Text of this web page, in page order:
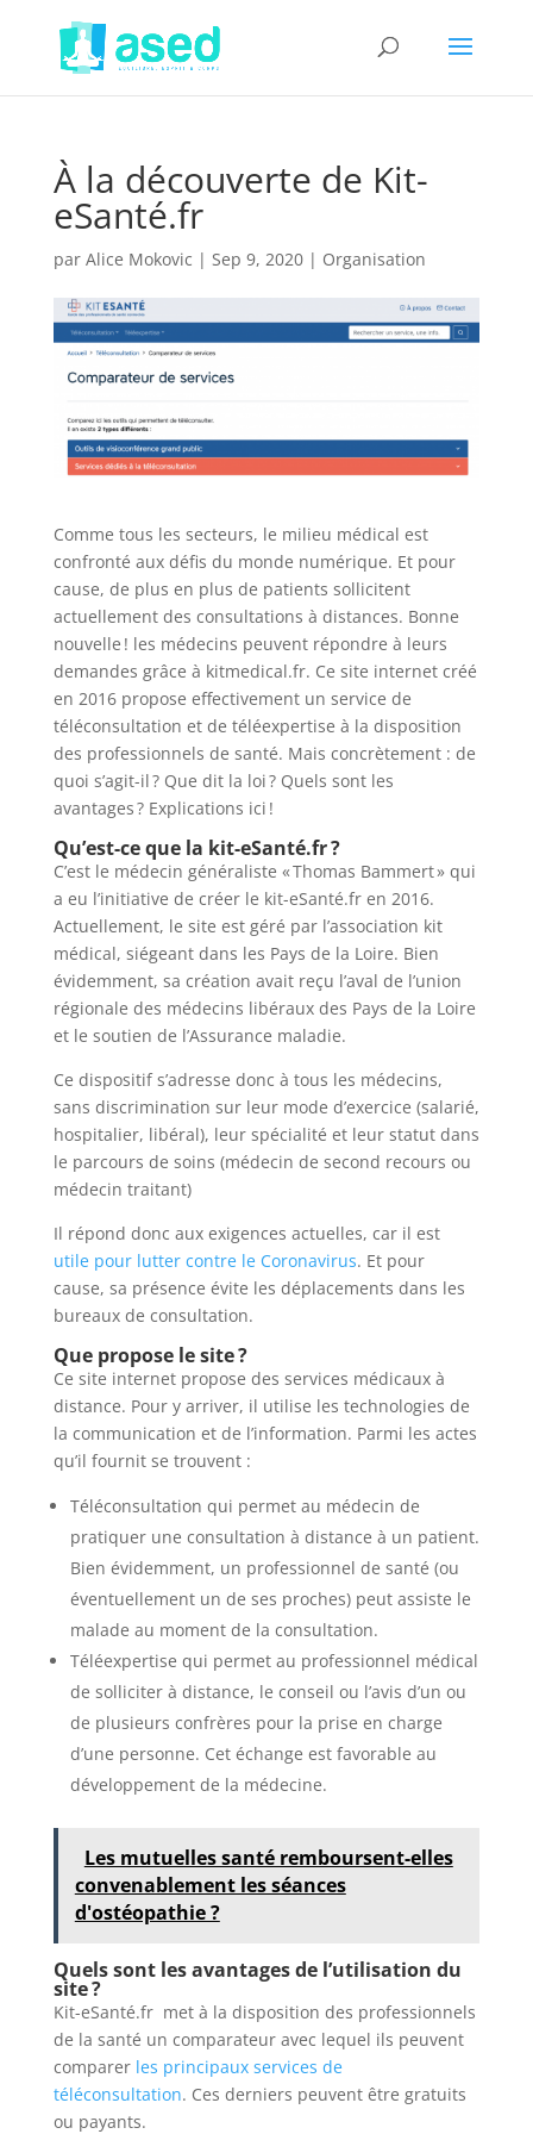
À la découverte de Kit-
eSanté.fr
par Alice Mokovic | Sep 9, 2020| Organisation
Comme tous les secteurs, le milieu médical est
confronté aux défis du monde numérique. Et pour
cause, de plus en plus de patients sollicitent
actuellement des consultations à distances. Bonne
nouvelle ! les médecins peuvent répondre à leurs
demandes grâce à kitmedical.fr. Ce site internet créé
en 2016 propose effectivement un service de
téléconsultation et de téléexpertise à la disposition
des professionnels de santé. Mais concrètement : de
quoi s’agit-il ? Que dit la loi ? Quels sont les
avantages ? Explications ici !
Qu’est-ce que la kit-eSanté.fr ?
C’est le médecin généraliste « Thomas Bammert » qui
a eu l’initiative de créer le kit-eSanté.fr en 2016.
Actuellement, le site est géré par l’association kit
médical, siégeant dans les Pays de la Loire. Bien
évidemment, sa création avait reçu l’aval de l’union
régionale des médecins libéraux des Pays de la Loire
et le soutien de l’Assurance maladie.
Ce dispositif s’adresse donc à tous les médecins,
sans discrimination sur leur mode d’exercice (salarié,
hospitalier, libéral), leur spécialité et leur statut dans
le parcours de soins (médecin de second recours ou
médecin traitant)
Il répond donc aux exigences actuelles, car il est
utile pour lutter contre le Coronavirus. Et pour
cause, sa présence évite les déplacements dans les
bureaux de consultation.
Que propose le site ?
Ce site internet propose des services médicaux à
distance. Pour y arriver, il utilise les technologies de
la communication et de l’information. Parmi les actes
qu’il fournit se trouvent :
Téléconsultation qui permet au médecin de
pratiquer une consultation à distance à un patient.
Bien évidemment, un professionnel de santé (ou
éventuellement un de ses proches) peut assiste le
malade au moment de la consultation.
Téléexpertise qui permet au professionnel médical
de solliciter à distance, le conseil ou l’avis d’un ou
de plusieurs confrères pour la prise en charge
d’une personne. Cet échange est favorable au
développement de la médecine.
Les mutuelles santé remboursent-elles
convenablement les séances
d'ostéopathie ?
Quels sont les avantages de l’utilisation du
site ?
Kit-eSanté.fr met à la disposition des professionnels
de la santé un comparateur avec lequel ils peuvent
comparer les principaux services de
téléconsultation. Ces derniers peuvent être gratuits
ou payants.